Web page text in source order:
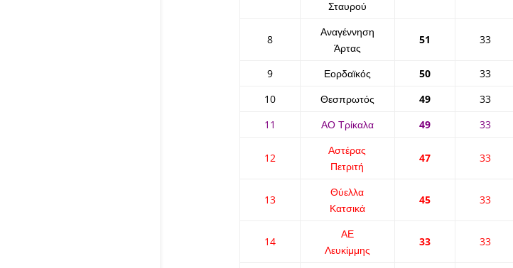
Σταυρού
8
Αναγέννηση
Άρτας
51 33
9 Εορδαϊκός 50 33
10
Θεσπρωτός 49 33
11
ΑΟ Τρίκαλα 49 33
12
Αστέρας
Πετριτή
47 33
13
Θύελλα
Κατσικά
45 33
14
ΑΕ
Λευκίμμης
33 33